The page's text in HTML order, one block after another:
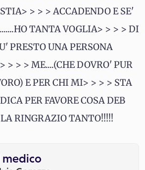
> > > ACCADENDO E SE'
TANTA VOGLIA> > > > DI
PRESTO UNA PERSONA
> > > ME....(CHE DOVRO' PUR
E PER CHI MI> > > > STA
PER FAVORE COSA DEB
RINGRAZIO TANTO!!!!!
medico